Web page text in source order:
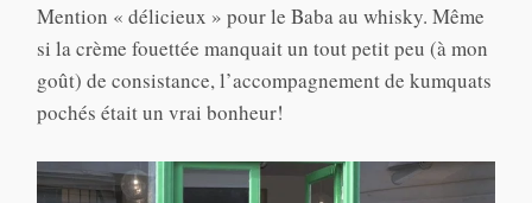
Mention « délicieux » pour le Baba au whisky. Même
si la crème fouettée manquait un tout petit peu (à mon
goût) de consistance, l’accompagnement de kumquats
pochés était un vrai bonheur!